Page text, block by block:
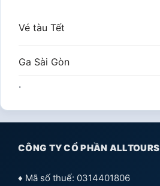
Vé tàu Tết
Ga Sài Gòn
.
CÔNG TY CỔ PHẦN ALLTOURS
♦ Mã số thuế: 0314401806